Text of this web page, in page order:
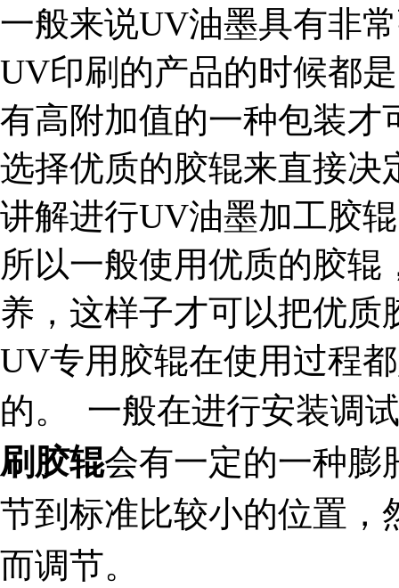
一般来说UV油墨具有非
UV印刷的产品的时候都
有高附加值的一种包装才
选择优质的胶辊来直接决
讲解进行UV油墨加工胶
所以一般使用优质的胶
养，这样子才可以把优
UV专用胶辊在使用过程
的。 一般在进行安装调
刷胶辊会有一定的一种膨
节到标准比较小的位置，
而调节。